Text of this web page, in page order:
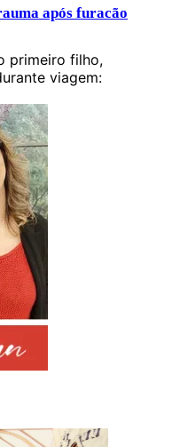
após furacão
primeiro filho,
viagem: